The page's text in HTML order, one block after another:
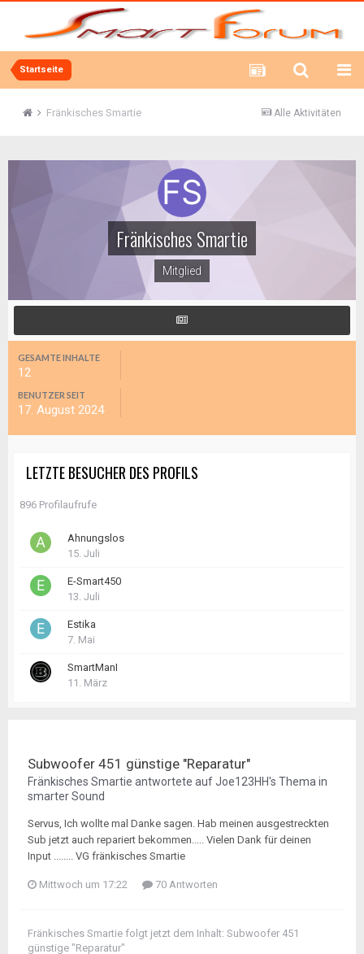
Startseite
Alle Aktivitäten
Fränkisches Smartie
Fränkisches Smartie
Mitglied
GESAMTE INHALTE
12
BENUTZER SEIT
17. August 2024
LETZTE BESUCHER DES PROFILS
896 Profilaufrufe
Ahnungslos
15. Juli
E-Smart450
13. Juli
Estika
7. Mai
SmartManI
11. März
Subwoofer 451 günstige "Reparatur"
Fränkisches Smartie antwortete aufJoe123HH's Thema in
smarter Sound
Servus, Ich wollte mal Danke sagen. Hab meinen ausgestreckten
Sub jetzt auch repariert bekommen..... Vielen Dank für deinen
Input ........ VG fränkisches Smartie
Mittwoch um 17:22 70 Antworten
Fränkisches Smartie folgt jetzt dem Inhalt: Subwoofer 451
günstige "Reparatur"